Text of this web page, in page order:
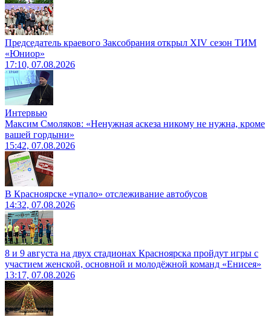
Председатель краевого Заксобрания открыл XIV сезон ТИМ
«Юниор»
17:10, 07.08.2026
Интервью
Максим Смоляков: «Ненужная аскеза никому не нужна, кроме
вашей гордыни»
15:42, 07.08.2026
В Красноярске «упало» отслеживание автобусов
14:32, 07.08.2026
8 и 9 августа на двух стадионах Красноярска пройдут игры с
участием женской, основной и молодёжной команд «Енисея»
13:17, 07.08.2026